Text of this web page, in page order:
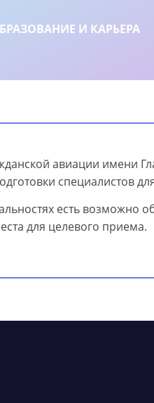
И КАРЬЕРА
авиации имени
специалистов
есть возможно
для целевого приема.